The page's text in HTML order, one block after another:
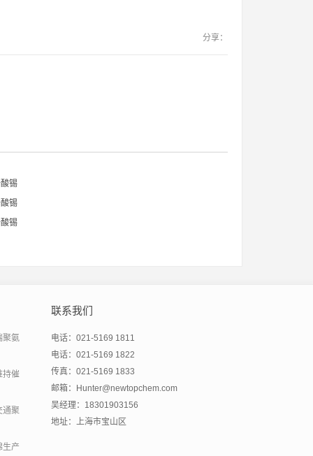
分享：
锡
锡
锡
聚氨
持催
通聚
生产
联系我们
电话：021-5169 1811
电话：021-5169 1822
传真：021-5169 1833
邮箱：Hunter@newtopchem.com
吴经理：18301903156
地址：上海市宝山区